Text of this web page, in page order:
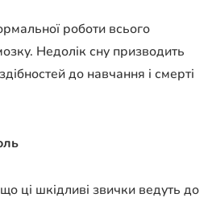
роботи всього
Недолік сну призводить
до навчання і смерті
ці шкідливі звички ведуть до